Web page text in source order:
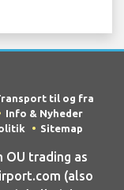
til og fra
Info & Nyheder
Sitemap
OU trading as
(also